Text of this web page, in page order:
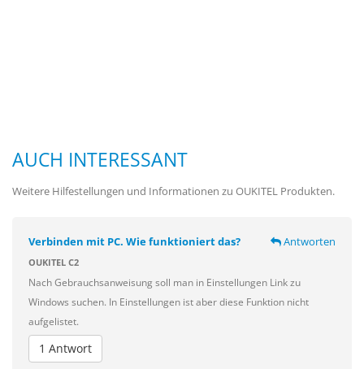
AUCH INTERESSANT
Weitere Hilfestellungen und Informationen zu OUKITEL Produkten.
Verbinden mit PC. Wie funktioniert das? Antworten
OUKITEL C2
Nach Gebrauchsanweisung soll man in Einstellungen Link zu
Windows suchen. In Einstellungen ist aber diese Funktion nicht
aufgelistet.
1 Antwort